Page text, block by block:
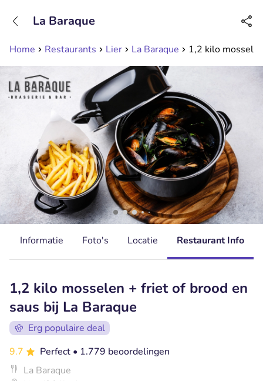
Bereikbaar tot 23:00 uur
Home Restaurants Lier La Baraque 1,2 kilo
La Baraque
Informatie Foto's Locatie Restaurant Info
1,2 kilo mosselen + friet of brood en
saus bij La Baraque
Erg populaire deal
9.7
Perfect • 1.779 beoordelingen
La Baraque